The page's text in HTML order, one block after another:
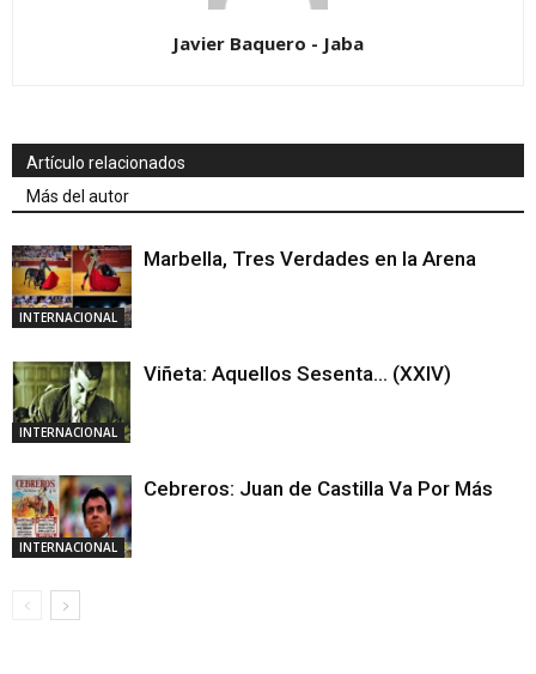
Javier Baquero - Jaba
Artículo relacionados
Más del autor
INTERNACIONAL
Marbella, Tres Verdades en la Arena
INTERNACIONAL
Viñeta: Aquellos Sesenta… (XXIV)
INTERNACIONAL
Cebreros: Juan de Castilla Va Por Más